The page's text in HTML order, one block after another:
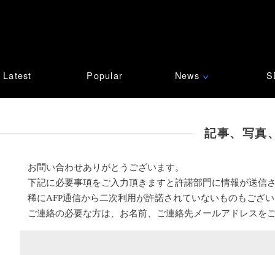
Latest Popular News ∨
記事、写真
お問い合わせありがとうございます。
下記に必要事項をご入力頂きますと許諾部門に情報が送信
稀にAFP通信から二次利用が許諾されていないものもござ
ご連絡の必要な方は、お名前、ご連絡先メールアドレスを